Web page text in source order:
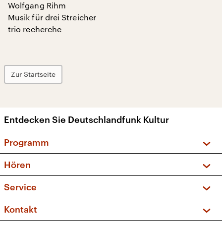
Wolfgang Rihm
Musik für drei Streicher
trio recherche
Zur Startseite
Entdecken Sie Deutschlandfunk Kultur
Programm
Sendungen und Podcasts
Musikliste
Kakadu – Das Kinderprogramm
Hören
Frequenzen (UKW + DAB+)
Service
FAQ
Apps
Kontakt